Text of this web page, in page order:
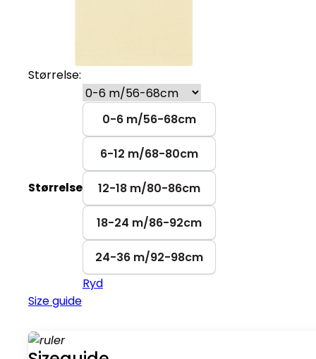
Størrelse:
Størrelse
0-6 m/56-68cm
6-12 m/68-80cm
12-18 m/80-86cm
18-24 m/86-92cm
24-36 m/92-98cm
Ryd
Size guide